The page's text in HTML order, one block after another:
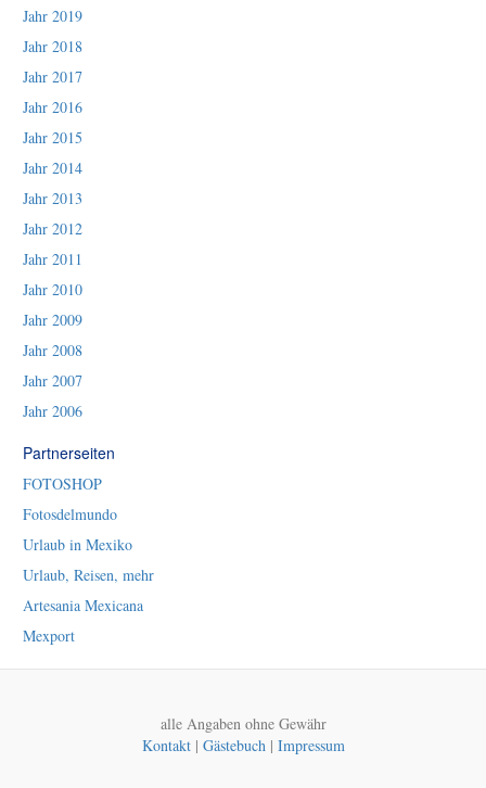
Jahr 2019
Jahr 2018
Jahr 2017
Jahr 2016
Jahr 2015
Jahr 2014
Jahr 2013
Jahr 2012
Jahr 2011
Jahr 2010
Jahr 2009
Jahr 2008
Jahr 2007
Jahr 2006
Partnerseiten
FOTOSHOP
Fotosdelmundo
Urlaub in Mexiko
Urlaub, Reisen, mehr
Artesania Mexicana
Mexport
alle Angaben ohne Gewähr
Kontakt| Gästebuch| Impressum